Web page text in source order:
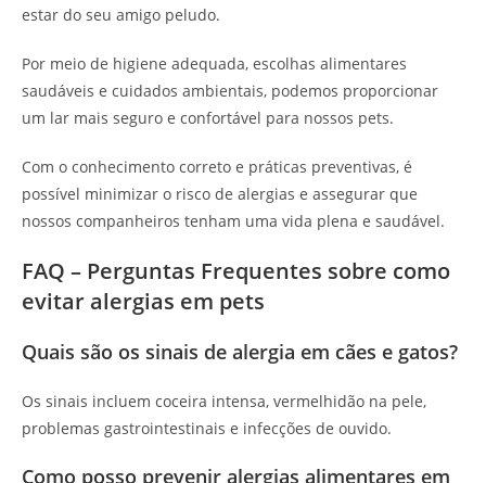
estar do seu amigo peludo.
Por meio de higiene adequada, escolhas alimentares
saudáveis e cuidados ambientais, podemos proporcionar
um lar mais seguro e confortável para nossos pets.
Com o conhecimento correto e práticas preventivas, é
possível minimizar o risco de alergias e assegurar que
nossos companheiros tenham uma vida plena e saudável.
FAQ – Perguntas Frequentes sobre como
evitar alergias em pets
Quais são os sinais de alergia em cães e gatos?
Os sinais incluem coceira intensa, vermelhidão na pele,
problemas gastrointestinais e infecções de ouvido.
Como posso prevenir alergias alimentares em